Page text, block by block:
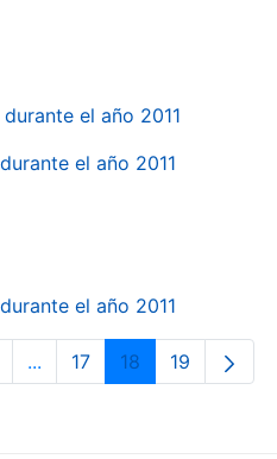
el año 2011
el año 2011
el año 2011
...Intermediate Pages Use
Page
17 Page
18 Page
19